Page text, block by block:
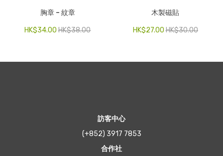
胸章 – 紋章
HK$38.00
HK$34.00
木製磁貼
HK$30.00
HK$27.00
訪客中心
(+852) 3917 7853
合作社